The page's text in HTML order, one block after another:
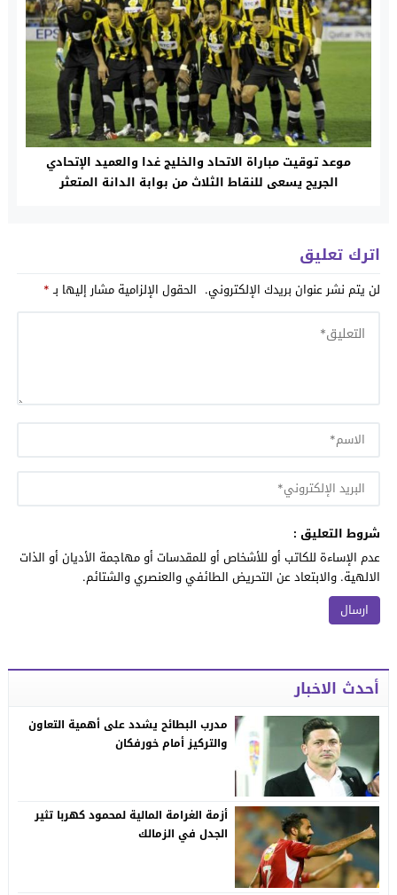
موعد توقيت مباراة الاتحاد والخليج غدا والعميد الإتحادي
الجريح يسعى للنقاط الثلاث من بوابة الدانة المتعثر
اترك تعليق
لن يتم نشر عنوان بريدك الإلكتروني. الحقول الإلزامية مشار إليها بـ*
شروط التعليق :
عدم الإساءة للكاتب أو للأشخاص أو للمقدسات أو مهاجمة الأديان أو الذات
الالهية. والابتعاد عن التحريض الطائفي والعنصري والشتائم.
أحدث الاخبار
مدرب البطائح يشدد على أهمية التعاون
والتركيز أمام خورفكان
أزمة الغرامة المالية لمحمود كهربا تثير
الجدل في الزمالك